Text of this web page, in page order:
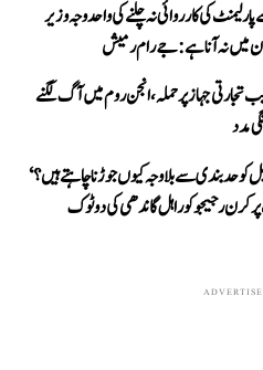
سے پارلیمنٹ کی کارروائی نہ چلنے کی واحد وجہ وزیر
میں نہ آنا ہے: جے رام رمیش
تجارتی جہاز پر حملہ، انجن روم میں آگ لگنے
مدد
کو حدبندی سے بلا وجہ کیوں جوڑنا چاہتے ہیں؟‘
کرن رجیجو کو راہل گاندھی کی دوٹوک